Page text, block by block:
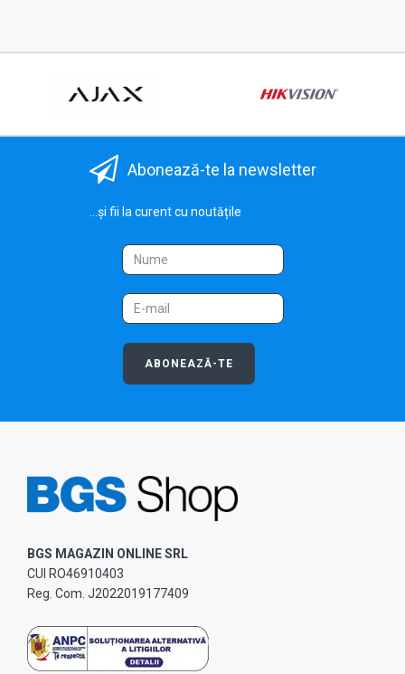
Abonează-te la newsletter
...și fii la curent cu noutățile
ABONEAZĂ-TE
BGS MAGAZIN ONLINE SRL
CUI RO46910403
Reg. Com. J2022019177409